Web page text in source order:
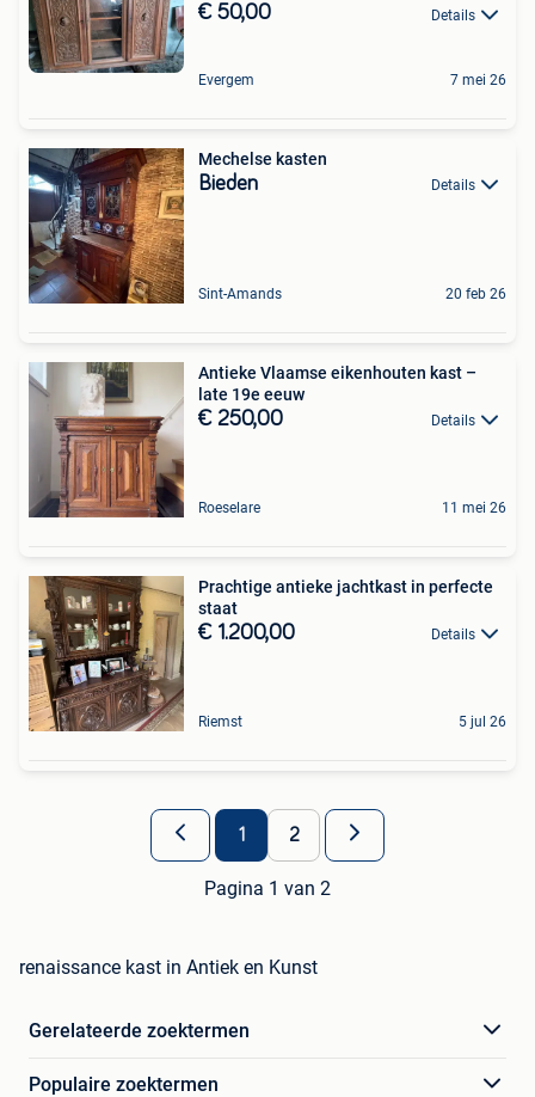
€ 50,00 Details
Evergem 7 mei 26
Mechelse kasten
Bieden Details
Sint-Amands 20 feb 26
Antieke Vlaamse eikenhouten kast –
late 19e eeuw
€ 250,00 Details
Roeselare 11 mei 26
Prachtige antieke jachtkast in perfecte
staat
€ 1.200,00 Details
Riemst 5 jul 26
1 2
Pagina 1 van 2
renaissance kast in Antiek en Kunst
Gerelateerde zoektermen
Populaire zoektermen